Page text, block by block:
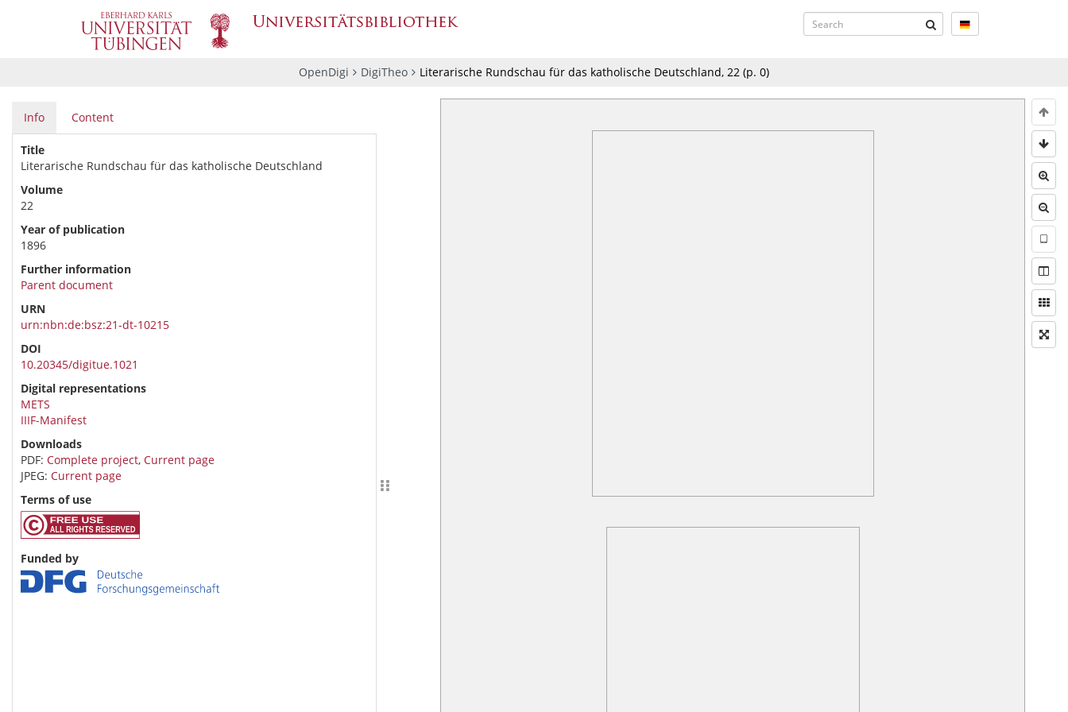
OpenDigi DigiTheo Literarische Rundschau für das katholische Deutschland, 22 (p. 0)
Info Content
Title
Literarische Rundschau für das katholische Deutschland
Volume
22
Year of publication
1896
Further information
Parent document
URN
urn:nbn:de:bsz:21-dt-10215
DOI
10.20345/digitue.1021
Digital representations
METS
IIIF-Manifest
Downloads
PDF: Complete project, Current page
JPEG: Current page
Terms of use
Funded by